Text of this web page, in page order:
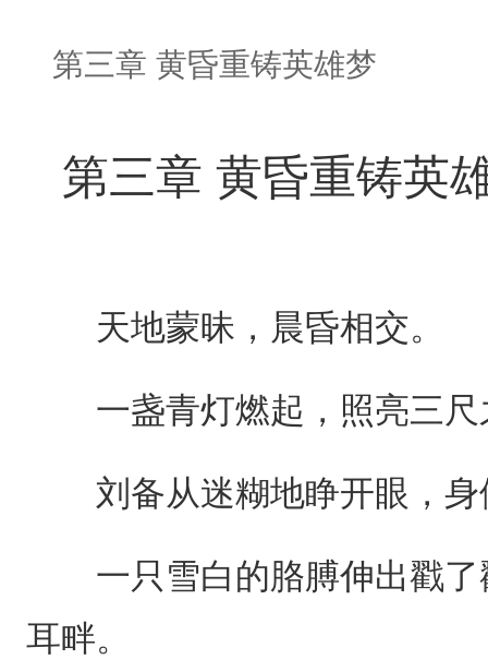
第三章 黄昏重铸英雄梦
第三章 黄昏重铸英
天地蒙昧，晨昏相交。
一盏青灯燃起，照亮三尺
刘备从迷糊地睁开眼，身
一只雪白的胳膊伸出戳了
耳畔。